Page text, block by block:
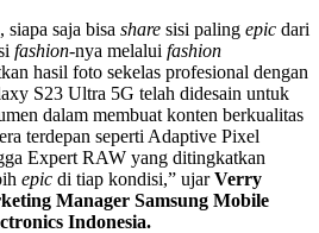
saja bisa share sisi paling epic dari
fashion-nya melalui fashion
hasil foto sekelas profesional dengan
S23 Ultra 5G telah didesain untuk
dalam membuat konten berkualitas
terdepan seperti Adaptive Pixel
Expert RAW yang ditingkatkan
epic di tiap kondisi,” ujarVerry
Manager Samsung Mobile
Indonesia.